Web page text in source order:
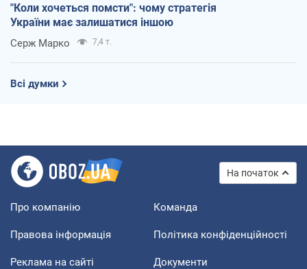
"Коли хочеться помсти": чому стратегія
України має залишатися іншою
Серж Марко 7,4 т.
Всі думки
На початок
Про компанію Команда
Правова інформація Політика конфіденційності
Реклама на сайті Документи